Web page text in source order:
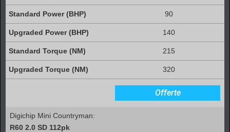
90
140
215
320
Offerte
Digichip Mini Countryman:
R60 2.0 SD 112pk